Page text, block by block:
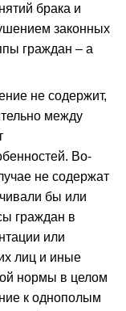
брака и
законных
граждан – а
не содержит,
между
Во-
не содержат
бы или
граждан в
или
лиц и иные
нормы в целом
к однополым